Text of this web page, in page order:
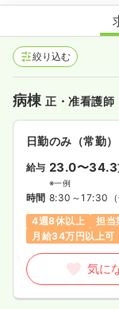
絞り込む
病棟正・准看護師
日勤のみ（常勤）
給与 23.0〜34.3
※一例
時間 8:30～17:30
4週8休以上
担当
月給34万円以上可
気に